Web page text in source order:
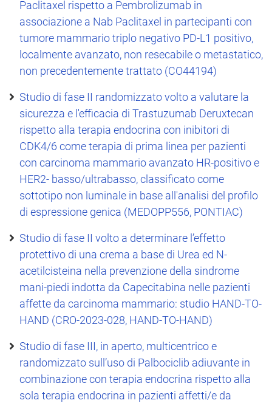
Paclitaxel rispetto a Pembrolizumab in
associazione a Nab Paclitaxel in partecipanti con
tumore mammario triplo negativo PD-L1 positivo,
localmente avanzato, non resecabile o metastatico,
non precedentemente trattato (CO44194)
Studio di fase II randomizzato volto a valutare la
sicurezza e l'efficacia di Trastuzumab Deruxtecan
rispetto alla terapia endocrina con inibitori di
CDK4/6 come terapia di prima linea per pazienti
con carcinoma mammario avanzato HR-positivo e
HER2- basso/ultrabasso, classificato come
sottotipo non luminale in base all'analisi del profilo
di espressione genica (MEDOPP556, PONTIAC)
Studio di fase II volto a determinare l’effetto
protettivo di una crema a base di Urea ed N-
acetilcisteina nella prevenzione della sindrome
mani-piedi indotta da Capecitabina nelle pazienti
affette da carcinoma mammario: studio HAND-TO-
HAND (CRO-2023-028, HAND-TO-HAND)
Studio di fase III, in aperto, multicentrico e
randomizzato sull’uso di Palbociclib adiuvante in
combinazione con terapia endocrina rispetto alla
sola terapia endocrina in pazienti affetti/e da